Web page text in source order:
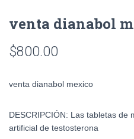
venta dianabol
$800.00
venta dianabol mexico
DESCRIPCIÓN: Las tabletas de
artificial de testosterona